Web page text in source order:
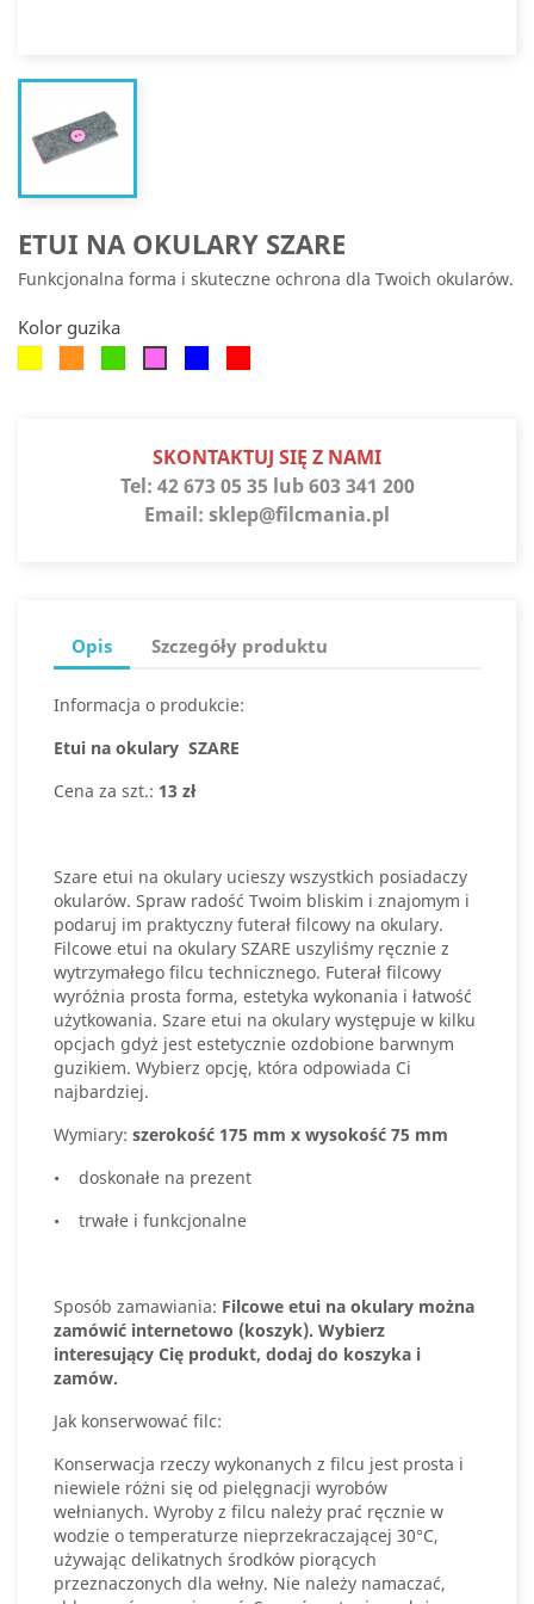
ETUI NA OKULARY SZARE
Funkcjonalna forma i skuteczne ochrona dla Twoich okularów.
Kolor guzika
SKONTAKTUJ SIĘ Z NAMI
Tel: 42 673 05 35 lub 603 341 200
Email: sklep@filcmania.pl
Opis Szczegóły produktu
Informacja o produkcie:
Etui na okulary SZARE
Cena za szt.: 13 zł
Szare etui na okulary ucieszy wszystkich posiadaczy
okularów. Spraw radość Twoim bliskim i znajomym i
podaruj im praktyczny futerał filcowy na okulary.
Filcowe etui na okulary SZARE uszyliśmy ręcznie z
wytrzymałego filcu technicznego. Futerał filcowy
wyróżnia prosta forma, estetyka wykonania i łatwość
użytkowania. Szare etui na okulary występuje w kilku
opcjach gdyż jest estetycznie ozdobione barwnym
guzikiem. Wybierz opcję, która odpowiada Ci
najbardziej.
Wymiary: szerokość 175 mm x wysokość 75 mm
• doskonałe na prezent
• trwałe i funkcjonalne
Sposób zamawiania: Filcowe etui na okulary można
zamówić internetowo (koszyk). Wybierz
interesujący Cię produkt, dodaj do koszyka i
zamów.
Jak konserwować filc:
Konserwacja rzeczy wykonanych z filcu jest prosta i
niewiele różni się od pielęgnacji wyrobów
wełnianych. Wyroby z filcu należy prać ręcznie w
wodzie o temperaturze nieprzekraczającej 30°C,
używając delikatnych środków piorących
przeznaczonych dla wełny. Nie należy namaczać,